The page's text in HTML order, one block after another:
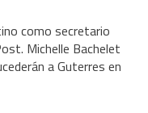
como secretario
Michelle Bachelet
a Guterres en